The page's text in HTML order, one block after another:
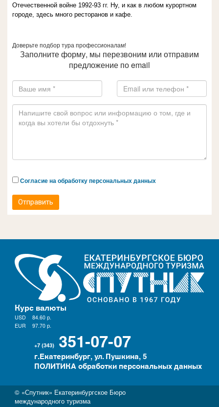
Отечественной войне 1992-93 гг. Ну, и как в любом курортном
городе, здесь много ресторанов и кафе.
Доверьте подбор тура профессионалам!
Заполните форму, мы перезвоним или отправим
предложение по email
Согласие на обработку персональных данных
Отправить
Курс валюты
USD 84.60 р.
EUR
97.70 р.
+7 (343) 351-07-07
г.Екатеринбург, ул. Пушкина, 5
ПОЛИТИКА обработки персональных данных
© «Спутник» Екатеринбургское Бюро
международного туризма